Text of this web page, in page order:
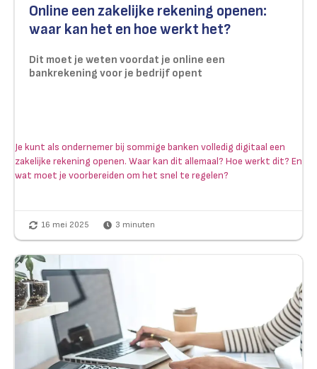
Online een zakelijke rekening openen:
waar kan het en hoe werkt het?
Dit moet je weten voordat je online een
bankrekening voor je bedrijf opent
Je kunt als ondernemer bij sommige banken volledig digitaal een
zakelijke rekening openen. Waar kan dit allemaal? Hoe werkt dit? En
wat moet je voorbereiden om het snel te regelen?
16 mei 2025 3 minuten